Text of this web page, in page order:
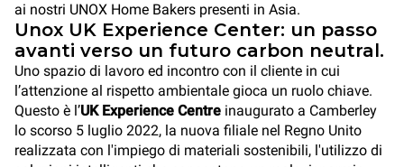
ai nostri UNOX Home Bakers presenti in Asia.
Unox UK Experience Center: un passo
avanti verso un futuro carbon neutral.
Uno spazio di lavoro ed incontro con il cliente in cui
l’attenzione al rispetto ambientale gioca un ruolo chiave.
Questo è l’UK Experience Centre inaugurato a Camberley
lo scorso 5 luglio 2022, la nuova filiale nel Regno Unito
realizzata con l'impiego di materiali sostenibili, l'utilizzo di